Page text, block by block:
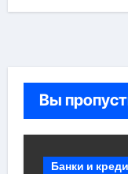
Вы
Банки и